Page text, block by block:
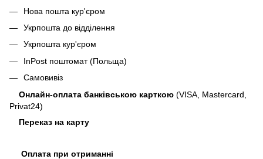
Нова пошта кур'єром
Укрпошта до відділення
Укрпошта кур'єром
InPost поштомат (Польща)
Самовивіз
Онлайн-оплата банківською карткою (VISA, Mastercard,
Privat24)
Переказ на карту
Оплата при отриманні